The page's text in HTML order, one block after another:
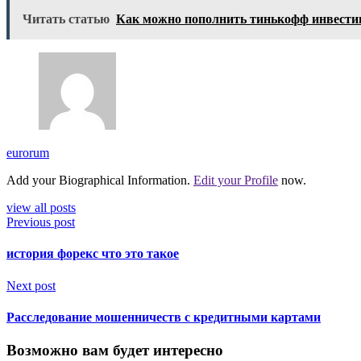
Читать статью Как можно пополнить тинькофф
eurorum
Add your Biographical Information. Edit your Profile now.
view all posts
Previous post
история форекс что это такое
Next post
Расследование мошенничеств с кредитными картами
Возможно вам будет интересно